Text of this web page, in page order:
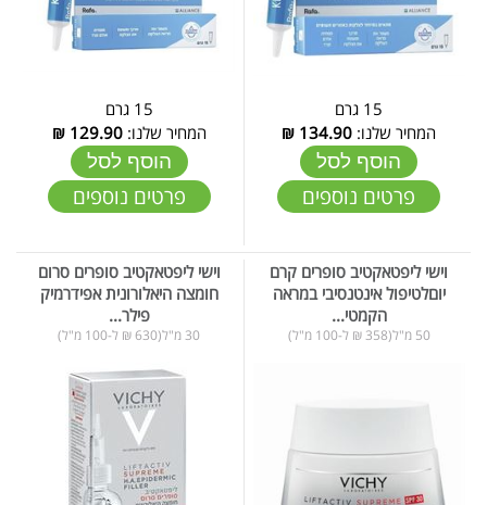
15 גרם
המחיר שלנו: 134.90
₪
הוסף לסל
פרטים נוספים
15 גרם
המחיר שלנו:129.90
₪
הוסף לסל
פרטים נוספים
וישי ליפטאקטיב סופרים קרם
יוםלטיפול אינטנסיבי במראה
הקמטי...
50 מ"ל(358 ₪ ל-100 מ"ל)
וישי ליפטאקטיב סופרים סרום
חומצה היאלורונית אפידרמיק
פילר...
30 מ"ל(630 ₪ ל-100 מ"ל)